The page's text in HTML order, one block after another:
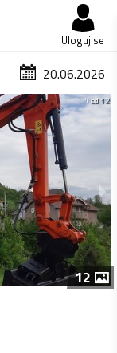
Uloguj se
20.06.2026
1 od 12
12